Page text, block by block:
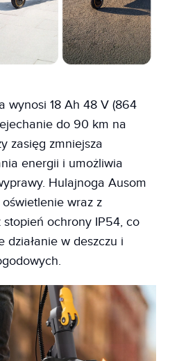
wynosi 18 Ah 48 V (864
do 90 km na
zasięg zmniejsza
energii i umożliwia
Hulajnoga Ausom
wraz z
ochrony IP54, co
działanie w deszczu i